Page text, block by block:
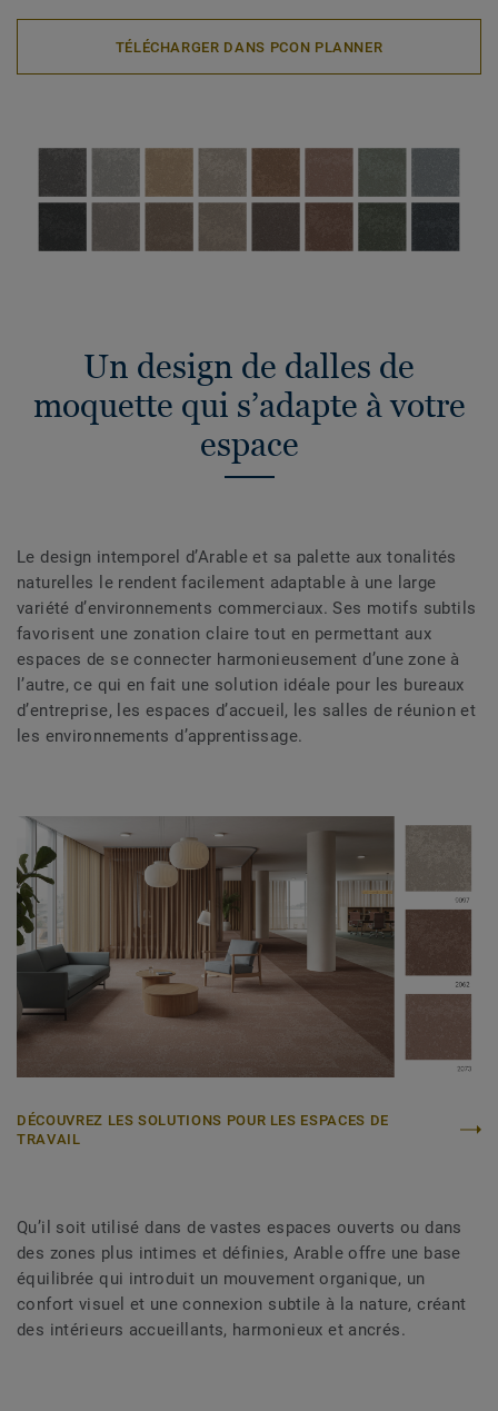
TÉLÉCHARGER DANS PCON PLANNER
Un design de dalles de
moquette qui s’adapte à votre
espace
Le design intemporel d’Arable et sa palette aux tonalités
naturelles le rendent facilement adaptable à une large
variété d’environnements commerciaux. Ses motifs subtils
favorisent une zonation claire tout en permettant aux
espaces de se connecter harmonieusement d’une zone à
l’autre, ce qui en fait une solution idéale pour les bureaux
d’entreprise, les espaces d’accueil, les salles de réunion et
les environnements d’apprentissage.
DÉCOUVREZ LES SOLUTIONS POUR LES ESPACES DE
TRAVAIL
Qu’il soit utilisé dans de vastes espaces ouverts ou dans
des zones plus intimes et définies, Arable offre une base
équilibrée qui introduit un mouvement organique, un
confort visuel et une connexion subtile à la nature, créant
des intérieurs accueillants, harmonieux et ancrés.